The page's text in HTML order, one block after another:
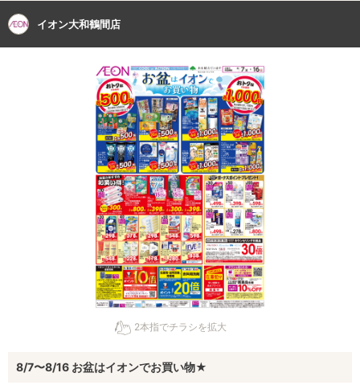
イオン大和鶴間店
2本指でチラシを拡大
8/7〜8/16 お盆はイオンでお買い物★